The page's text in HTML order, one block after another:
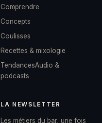
Comprendre
Concepts
Coulisses
Recettes & mixologie
TendancesAudio &
podcasts
LA NEWSLETTER
Les métiers du bar, une fois